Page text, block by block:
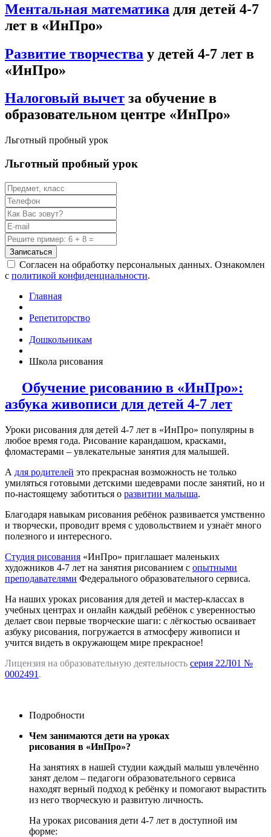
Ментальная математика для детей 4-7
лет в «ИнПро»
Развитие творчества у детей 4-7 лет в
«ИнПро»
Налоговый вычет за обучение в
образовательном центре «ИнПро»
Льготный пробный урок
Льготный пробный урок
Записаться
Согласен на обработку персональных данных. Ознакомлен
с политикой конфиденциальности.
Главная
Репетиторство
Дошкольникам
Школа рисования
Обучение рисованию в «ИнПро»:
азбука живописи для детей 4-7 лет
Уроки рисования для детей 4-7 лет в «ИнПро» популярны в
любое время года. Рисование карандашом, красками,
фломастерами – увлекательные занятия для малышей.
А для родителей это прекрасная возможность не только
умиляться готовыми детскими шедеврами после занятий, но и
по-настоящему заботиться о развитии малыша.
Благодаря навыкам рисования ребёнок развивается умственно
и творчески, проводит время с удовольствием и узнаёт много
полезного и интересного.
Студия рисования «ИнПро» приглашает маленьких
художников 4-7 лет на занятия рисованием с опытными
преподавателями Федерального образовательного сервиса.
На наших уроках рисования для детей и мастер-классах в
учебных центрах и онлайн каждый ребёнок с уверенностью
делает свои первые творческие шаги: с лёгкостью осваивает
азбуку рисования, погружается в атмосферу живописи и
учится видеть в окружающем мире прекрасное!
Лицензия на образовательную деятельность серия 22Л01 №
0002491 .
Подробности
Чем занимаются дети на уроках
рисования в «ИнПро»?
На занятиях в нашей студии каждый малыш увлечённо
занят делом – педагоги образовательного сервиса
находят верный подход к ребёнку и помогают вырастить
из него творческую и развитую личность.
На уроках рисования дети 4-7 лет в доступной им
форме: